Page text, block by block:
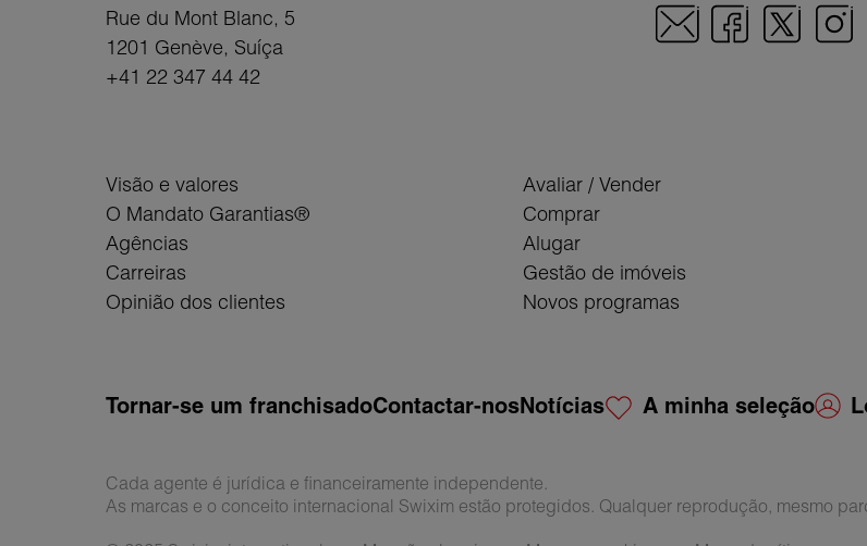
Rue du Mont Blanc, 5
1201 Genève, Suíça
+41 22 347 44 42
Visão e valores
O Mandato Garantias®
Agências
Carreiras
Opinião dos clientes
Avaliar / Vender
Comprar
Alugar
Gestão de imóveis
Novos programas
Tornar-se um franchisadoContactar-nosNotícias A minha seleção
Cada agente é jurídica e financeiramente independente.
As marcas e o conceito internacional Swixim estão protegidos. Qualquer reprodução, mesmo